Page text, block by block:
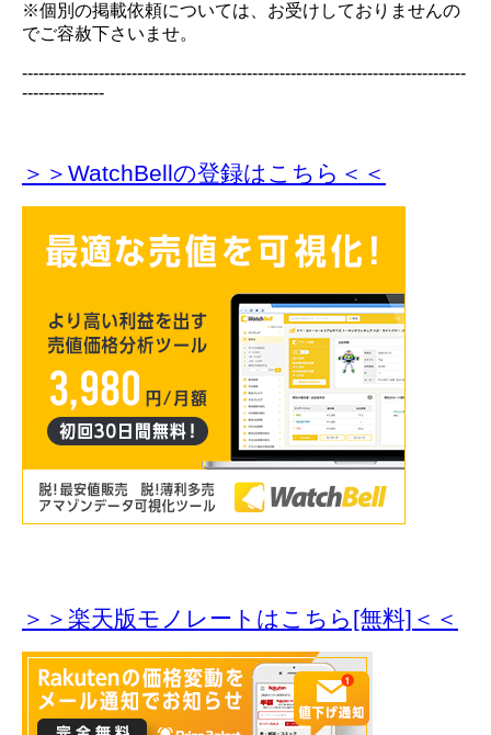
※個別の掲載依頼については、お受けしておりませんの
でご容赦下さいませ。
---------------------------------------------------------------------------------
---------------
＞＞WatchBellの登録はこちら＜＜
＞＞楽天版モノレートはこちら[無料]＜＜